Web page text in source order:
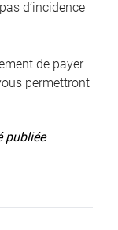
d’incidence
de payer
permettront
publiée